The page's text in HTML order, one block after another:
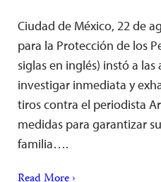
Ciudad de México, 22 de
para la Protección de los
siglas en inglés) instó a
investigar inmediata y
tiros contra el periodista
medidas para garantizar
familia….